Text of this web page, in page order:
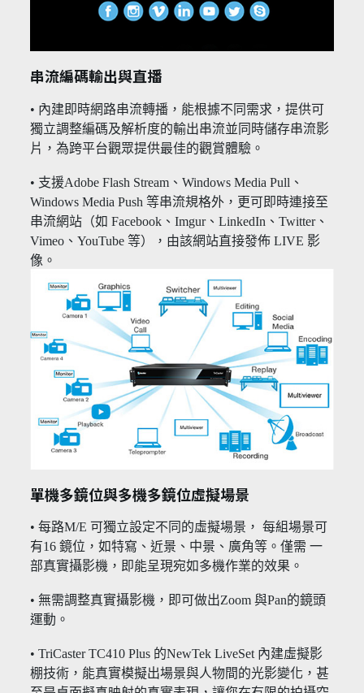
串流編碼輸出與直播
• 內建即時網路串流轉播，能根據不同需求，提供可
獨立調整編碼及解析度的輸出串流並同時儲存串流影
片，為跨平台觀眾提供最佳的觀賞體驗。
• 支援Adobe Flash Stream、Windows Media Pull、
Windows Media Push 等串流規格外，更可即時連接至
串流網站（如 Facebook、Imgur、LinkedIn、Twitter、
Vimeo、YouTube 等），由該網站直接發佈 LIVE 影
像。
單機多鏡位與多機多鏡位虛擬場景
• 每路M/E 可獨立設定不同的虛擬場景， 每組場景可
有16 鏡位，如特寫、近景、中景、廣角等。僅需 一
部真實攝影機，即能呈現宛如多機作業的效果。
• 無需調整真實攝影機，即可做出Zoom 與Pan的鏡頭
運動。
• TriCaster TC410 Plus 的NewTek LiveSet 內建虛擬影
棚技術，能真實模擬出場景與人物間的光影變化，甚